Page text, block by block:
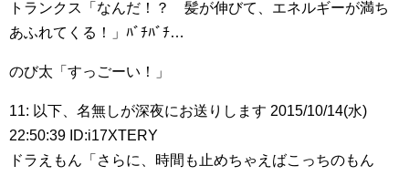
トランクス「なんだ！？ 髪が伸びて、エネルギーが満ち
あふれてくる！」ﾊﾞﾁﾊﾞﾁ…
のび太「すっごーい！」
11: 以下、名無しが深夜にお送りします 2015/10/14(水)
22:50:39 ID:i17XTERY
ドラえもん「さらに、時間も止めちゃえばこっちのもん